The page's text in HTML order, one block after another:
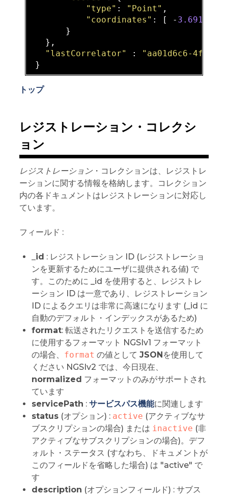
"type" : "Point" ,
"coordinates" : [ - 3.691944
       }
   },
"lastCorrelator"
:
"aa01d6c6-4f7e-
トップ
レジストレーション・コレクシ
ョン
レジストレーション・コレクションは、レジストレ
ーションに関する情報を格納します。コレクション
内の各ドキュメントはレジストレーションに対応し
ています。
フィールド :
_id : レジストレーション ID (レジストレーショ
ンを更新するためにユーザに提供される値) で
す。このために _id を使用すると、レジストレ
ーション ID は一意であり、レジストレーション
ID によるクエリは非常に高速になります (_id に
自動のデフォルト・インデックスがあるため)
format: 転送されたリクエストを送信するため
に使用するフォーマット NGSIv1 フォーマット
の場合、 format の値として JSONを使用して
ください NGSIv2 では、今日現在、
normalized フォーマットのみがサポートされ
ています
servicePath : サービスパス機能に関連します
status(オプション) : active (アクティブなサ
ブスクリプションの場合) または inactive (非
アクティブなサブスクリプションの場合)。デフ
ォルト・ステータス (すなわち、ドキュメントが
このフィールドを省略した場合) は "active" で
す
description (オプションフィールド) : サブス